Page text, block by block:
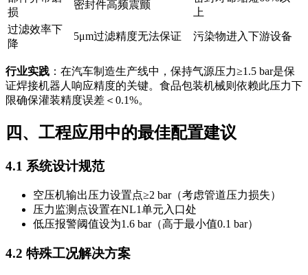
损
密封件高频震颤
上
过滤效率下
降
5μm过滤精度无法保证 污染物进入下游设备
行业实践 ：在汽车制造生产线中，保持气源压力≥1.5 bar是保
证焊接机器人响应精度的关键。食品包装机械则依赖此压力下
限确保灌装精度误差＜0.1%。
四、工程应用中的最佳配置建议
4.1 系统设计规范
空压机输出压力设置点≥2 bar（考虑管道压力损失）
压力监测点设置在NL1单元入口处
低压报警阈值设为1.6 bar（高于最小值0.1 bar）
4.2 特殊工况解决方案